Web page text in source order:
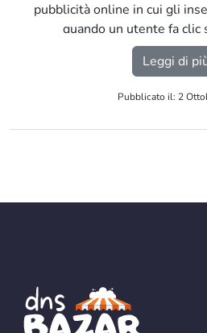
pubblicità online in cui gli
quando un utente fa clic
Questo modello pubblicitario
sui motori di ricerca come
Leggi di
Pubblicato il: 2